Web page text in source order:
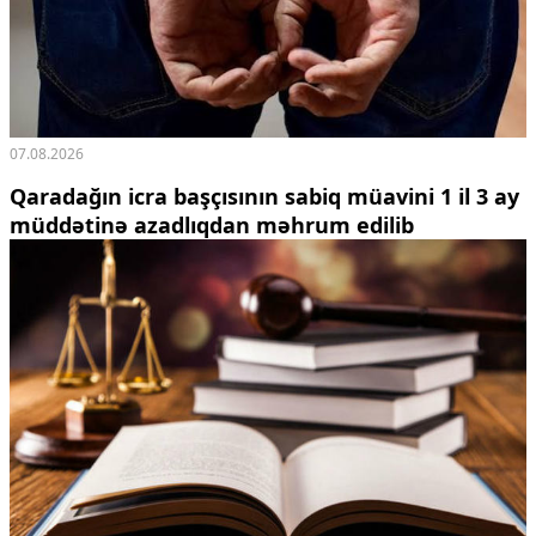
07.08.2026
Qaradağın icra başçısının sabiq müavini 1 il 3 ay
müddətinə azadlıqdan məhrum edilib